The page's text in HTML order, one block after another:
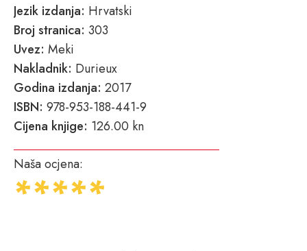
Jezik izdanja: Hrvatski
Broj stranica: 303
Uvez: Meki
Nakladnik: Durieux
Godina izdanja: 2017
ISBN: 978-953-188-441-9
Cijena knjige: 126.00 kn
Naša ocjena: